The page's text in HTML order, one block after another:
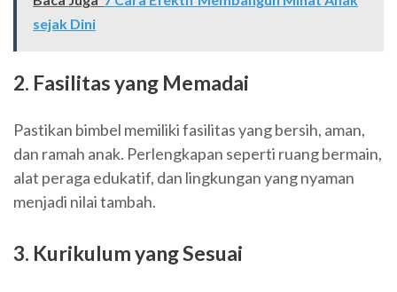
sejak Dini
2. Fasilitas yang Memadai
Pastikan bimbel memiliki fasilitas yang bersih, aman,
dan ramah anak. Perlengkapan seperti ruang bermain,
alat peraga edukatif, dan lingkungan yang nyaman
menjadi nilai tambah.
3. Kurikulum yang Sesuai